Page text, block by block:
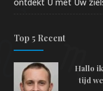
Top 5 Recent
Hallo
tijd